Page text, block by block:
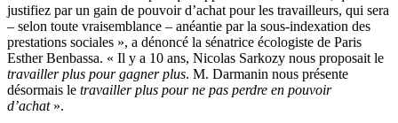
justifiez par un gain de pouvoir d’achat pour les travailleurs, qui sera
– selon toute vraisemblance – anéantie par la sous-indexation des
prestations sociales », a dénoncé la sénatrice écologiste de Paris
Esther Benbassa. « Il y a 10 ans, Nicolas Sarkozy nous proposait le
travailler plus pour gagner plus. M. Darmanin nous présente
désormais le travailler plus pour ne pas perdre en pouvoir
d’achat».